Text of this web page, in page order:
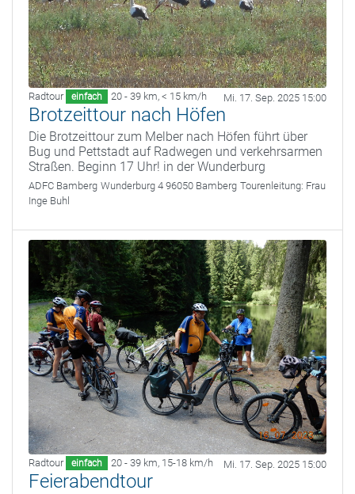
Radtour einfach 20 - 39 km, < 15 km/h Mi. 17. Sep. 2025 15:00
Brotzeittour nach Höfen
Die Brotzeittour zum Melber nach Höfen führt über
Bug und Pettstadt auf Radwegen und verkehrsarmen
Straßen. Beginn 17 Uhr! in der Wunderburg
ADFC Bamberg Wunderburg 4 96050 Bamberg Tourenleitung: Frau
Inge Buhl
Radtour einfach 20 - 39 km, 15-18 km/h Mi. 17. Sep. 2025 15:00
Feierabendtour